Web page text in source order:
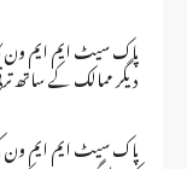
پاک سیٹ ایم ایم ون
دیگر ممالک کے ساتھ
پاک سیٹ ایم ایم ون